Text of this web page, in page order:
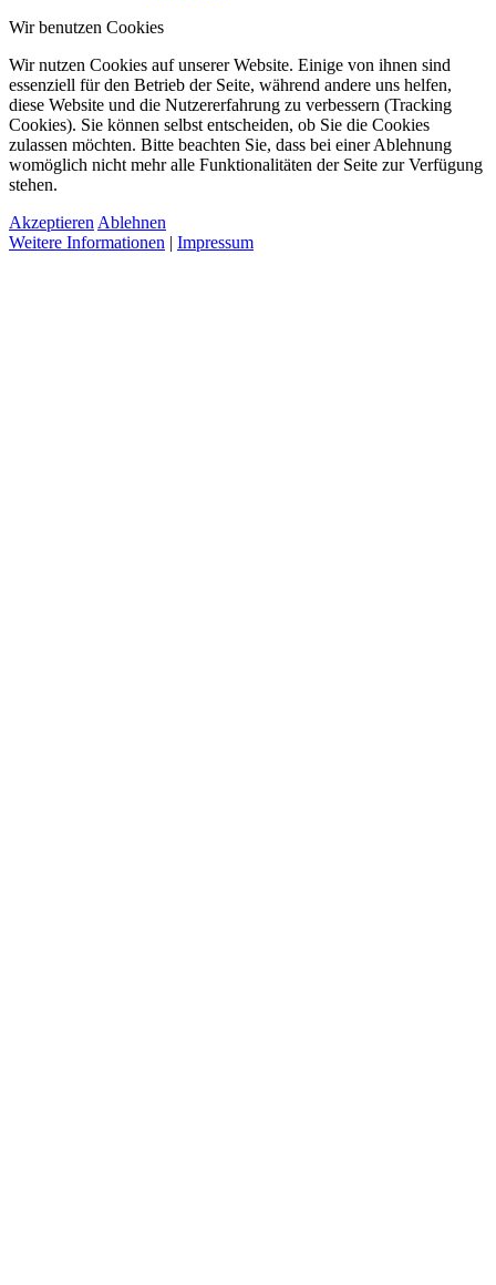
Wir benutzen Cookies
Wir nutzen Cookies auf unserer Website. Einige von ihnen sind
essenziell für den Betrieb der Seite, während andere uns helfen,
diese Website und die Nutzererfahrung zu verbessern (Tracking
Cookies). Sie können selbst entscheiden, ob Sie die Cookies
zulassen möchten. Bitte beachten Sie, dass bei einer Ablehnung
womöglich nicht mehr alle Funktionalitäten der Seite zur Verfügung
stehen.
Akzeptieren Ablehnen
Weitere Informationen | Impressum